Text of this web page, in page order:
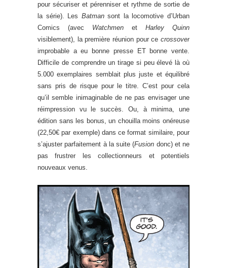
pour sécuriser et pérenniser et rythme de sortie de
la série). Les Batmansont la locomotive d’Urban
Comics (avec Watchmen et Harley Quinn
visiblement), la première réunion pour ce crossover
improbable a eu bonne presse ET bonne vente.
Difficile de comprendre un tirage si peu élevé là où
5.000 exemplaires semblait plus juste et équilibré
sans pris de risque pour le titre. C’est pour cela
qu’il semble inimaginable de ne pas envisager une
réimpression vu le succès. Ou, à minima, une
édition sans les bonus, un chouilla moins onéreuse
(22,50€ par exemple) dans ce format similaire, pour
s’ajuster parfaitement à la suite (Fusion donc) et ne
pas frustrer les collectionneurs et potentiels
nouveaux venus.